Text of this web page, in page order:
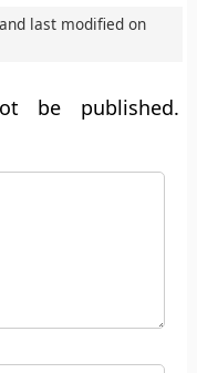
and last modified on
be published.